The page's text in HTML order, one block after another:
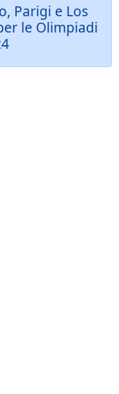
Parigi e Los
le Olimpiadi